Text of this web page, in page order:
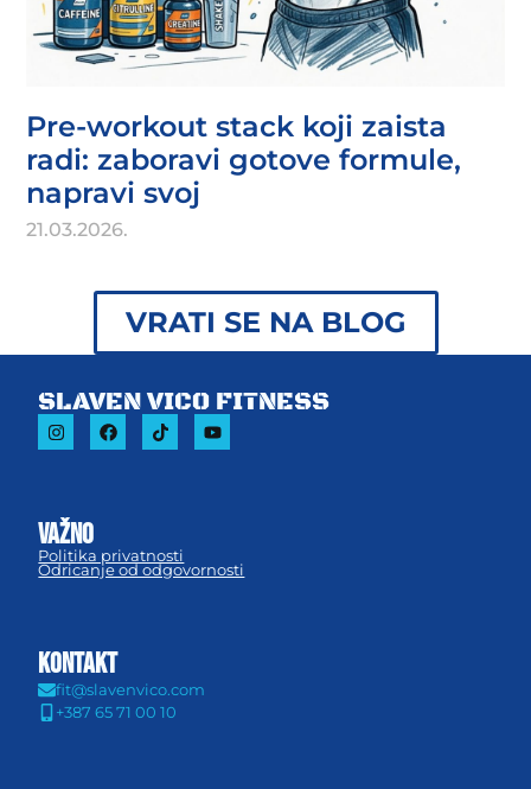
Pre-workout stack koji zaista
radi: zaboravi gotove formule,
napravi svoj
21.03.2026.
VRATI SE NA BLOG
SLAVEN VICO FITNESS
važno
Politika privatnosti
Odricanje od odgovornosti
KONTAKT
fit@slavenvico.com
+387 65 71 00 10